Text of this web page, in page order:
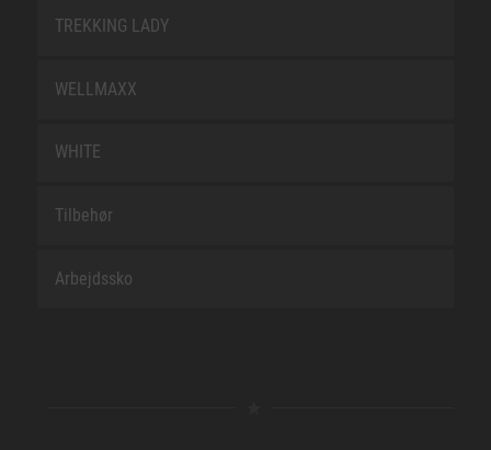
TREKKING LADY
WELLMAXX
WHITE
Tilbehør
Arbejdssko